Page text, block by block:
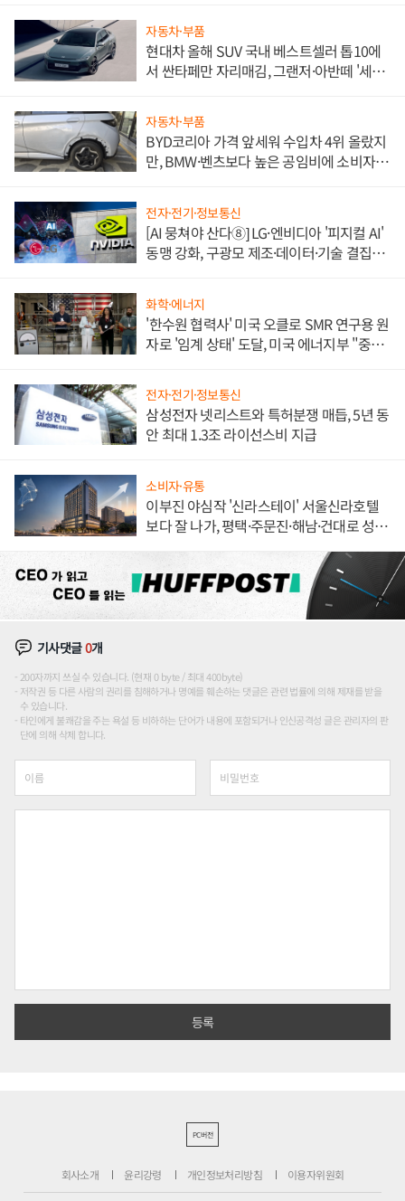
자동차·부품
현대차 올해 SUV 국내 베스트셀러 톱10에
서 싼타페만 자리매김, 그랜저·아반떼 '세단
자동차·부품
BYD코리아 가격 앞세워 수입차 4위 올랐지
만, BMW·벤츠보다 높은 공임비에 소비자
전자·전기·정보통신
[AI 뭉쳐야 산다⑧] LG·엔비디아 '피지컬 AI'
동맹 강화, 구광모 제조·데이터·기술 결집
화학·에너지
'한수원 협력사' 미국 오클로 SMR 연구용 원
자로 '임계 상태' 도달, 미국 에너지부 "중요
전자·전기·정보통신
삼성전자 넷리스트와 특허분쟁 매듭, 5년 동
안 최대 1.3조 라이선스비 지급
소비자·유통
이부진 야심작 '신라스테이' 서울신라호텔
보다 잘 나가, 평택·주문진·해남·건대로 성
기사댓글0개
200자까지 쓰실 수 있습니다. (현재 0 byte / 최대 400byte)
저작권 등 다른 사람의 권리를 침해하거나 명예를 훼손하는 댓글은 관련 법률에 의해 제재를 받을
수 있습니다.
타인에게 불쾌감을 주는 욕설 등 비하하는 단어가 내용에 포함되거나 인신공격성 글은 관리자의 판
단에 의해 삭제 합니다.
PC버전
회사소개 윤리강령 개인정보처리방침 이용자위원회